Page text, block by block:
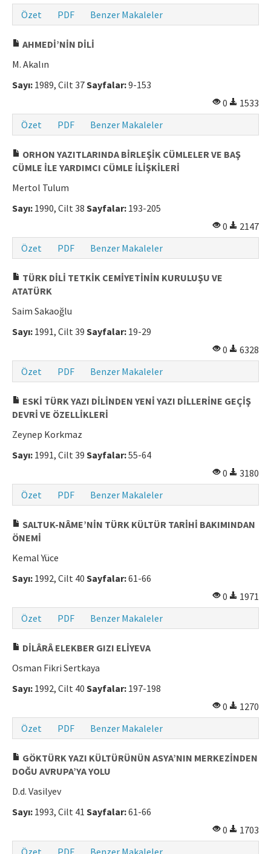
Özet
PDF Benzer Makaleler
AHMEDİ’NİN DİLİ
M. Akalın
Sayı: 1989, Cilt 37Sayfalar:9-153
0
1533
Özet
PDF Benzer Makaleler
ORHON YAZITLARINDA BİRLEŞİK CÜMLELER VE BAŞ
CÜMLE İLE YARDIMCI CÜMLE İLİŞKİLERİ
Mertol Tulum
Sayı: 1990, Cilt 38 Sayfalar: 193-205
0
2147
Özet
PDF Benzer Makaleler
TÜRK DİLİ TETKİK CEMİYETİNİN KURULUŞU VE
ATATÜRK
Saim Sakaoğlu
Sayı: 1991, Cilt 39 Sayfalar: 19-29
0
6328
Özet
PDF Benzer Makaleler
ESKİ TÜRK YAZI DİLİNDEN YENİ YAZI DİLLERİNE GEÇİŞ
DEVRİ VE ÖZELLİKLERİ
Zeynep Korkmaz
Sayı: 1991, Cilt 39 Sayfalar:55-64
0
3180
Özet
PDF Benzer Makaleler
SALTUK-NÂME’NİN TÜRK KÜLTÜR TARİHİ BAKIMINDAN
ÖNEMİ
Kemal Yüce
Sayı: 1992, Cilt 40 Sayfalar:61-66
0
1971
Özet
PDF Benzer Makaleler
DİLÂRÂ ELEKBER GIZI ELİYEVA
Osman Fikri Sertkaya
Sayı: 1992, Cilt 40 Sayfalar: 197-198
0
1270
Özet
PDF Benzer Makaleler
GÖKTÜRK YAZI KÜLTÜRÜNÜN ASYA’NIN MERKEZİNDEN
DOĞU AVRUPA’YA YOLU
D.d. Vasilyev
Sayı: 1993, Cilt 41 Sayfalar:61-66
0
1703